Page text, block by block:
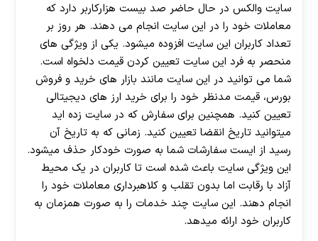
سایت والکس در حال حاضر صد بیست هزارکاربر دارد که
معاملات خود را در این سایت انجام می دهند. هر روز بر
تعداد کاربران این سایت افزوده میشود. یکی از ویژگی های
منحصر به فرد این سایت تعیین کردن قیمت دلخواه است.
شما می توانید در این سایت مانند بازار های خرید و فروش
بورس، قیمت مدنظر خود را برای خرید ارز های دیجیتالی
تعیین کنید. همچنین برای سفارش که در سایت زده اید
میتوانید تاریخ انقضا تعیین کنید. زمانی که به تاریخ آن
رسید از ایست سفارشات شما به صورت خودکار حذف میشود.
این ویژگی سایت باعث شده است تا کاربران در یک محیط
آزاد با رقابت اما بدون تقلب و کلاهبرداری معاملات خود را
انجام دهند. این سایت چند خدمات را به صورت همزمان به
کاربران خود ارائه میدهد.